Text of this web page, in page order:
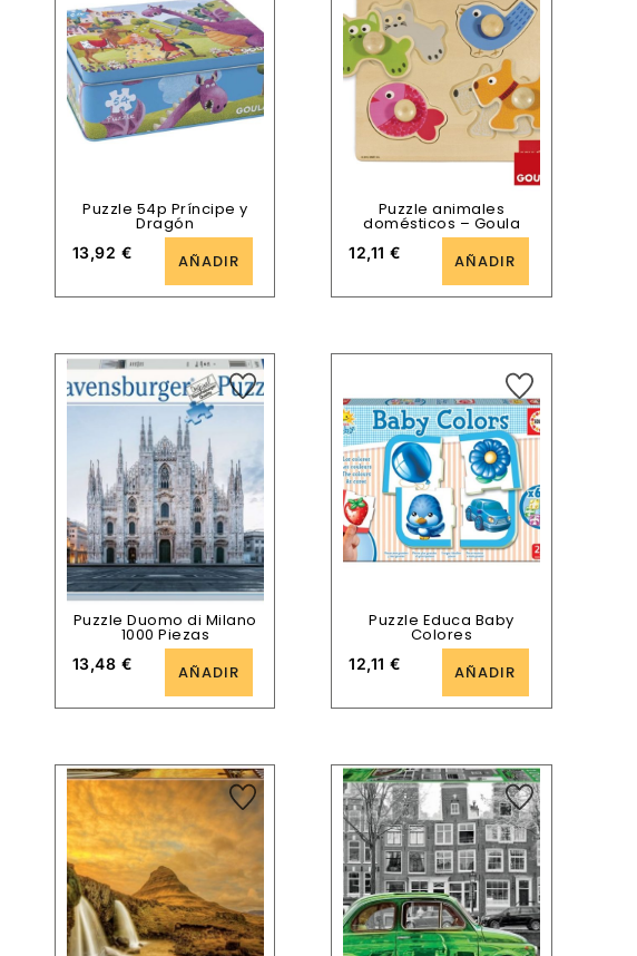
Puzzle 54p Príncipe y
Dragón
13,92 € AÑADIR
Puzzle animales
domésticos – Goula
12,11€ AÑADIR
Puzzle Duomo di Milano
1000 Piezas
13,48 € AÑADIR
Puzzle Educa Baby
Colores
12,11€ AÑADIR